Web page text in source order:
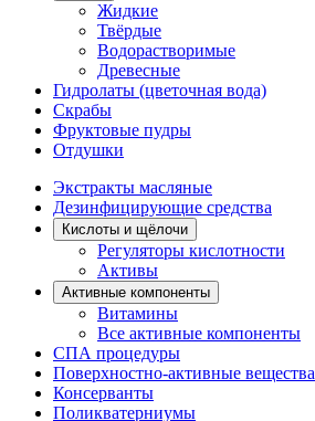
Жидкие
Твёрдые
Водорастворимые
Древесные
Гидролаты (цветочная вода)
Скрабы
Фруктовые пудры
Отдушки
Экстракты масляные
Дезинфицирующие средства
Кислоты и щёлочи
Регуляторы кислотности
Активы
Активные компоненты
Витамины
Все активные компоненты
СПА процедуры
Поверхностно-активные вещества
Консерванты
Поликватерниумы